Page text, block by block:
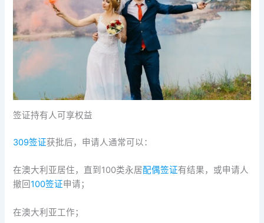
签证持有人可享权益
309签证获批后，申请人通常可以：
在澳大利亚居住，直到100类永居配偶签证有结果，或申请人
撤回100签证申请；
在澳大利亚工作；